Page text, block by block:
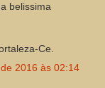
belissima
Ce.
2016 às 02:14